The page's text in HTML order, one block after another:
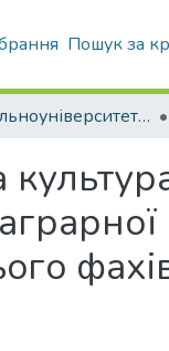
Пошук за
ННІ загальноуніверситетської підготовки